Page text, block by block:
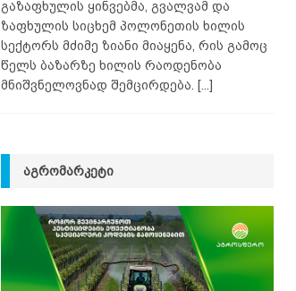
გაზაფხულის ყინვებმა, გვალვამ და
ზაფხულის სიცხემ პოლონეთის ხილის
სექტორს მძიმე ზიანი მიაყენა, რის გამოც
წელს ბაზარზე ხილის რაოდენობა
მნიშვნელოვნად შემცირდება. [...]
ᲐᲒᲠᲝᲛᲐᲠᲙᲔᲢᲘ